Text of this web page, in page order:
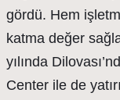
gördü. Hem
katma değer
yılında
Center ile de